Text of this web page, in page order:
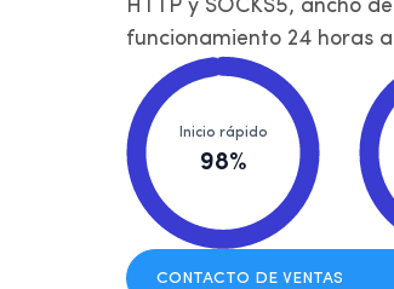
HTTP y SOCKS5, ancho
funcionamiento 24 horas
Inicio rápido
98%
CONTACTO DE VENTAS